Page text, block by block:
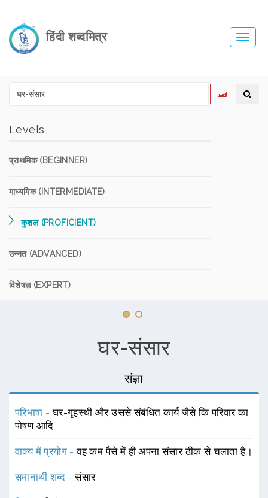
हिंदी शब्दमित्र
Levels
प्राथमिक (BEGINNER)
माध्यमिक (INTERMEDIATE)
कुशल (PROFICIENT)
उन्नत (ADVANCED)
विशेषज्ञ (EXPERT)
घर-संसार
संज्ञा
परिभाषा -घर-गृहस्थी और उससे संबंधित कार्य जैसे कि परिवार का
पोषण आदि
वाक्य में प्रयोग -वह कम पैसे में ही अपना संसार ठीक से चलाता है।
समानार्थी शब्द -संसार